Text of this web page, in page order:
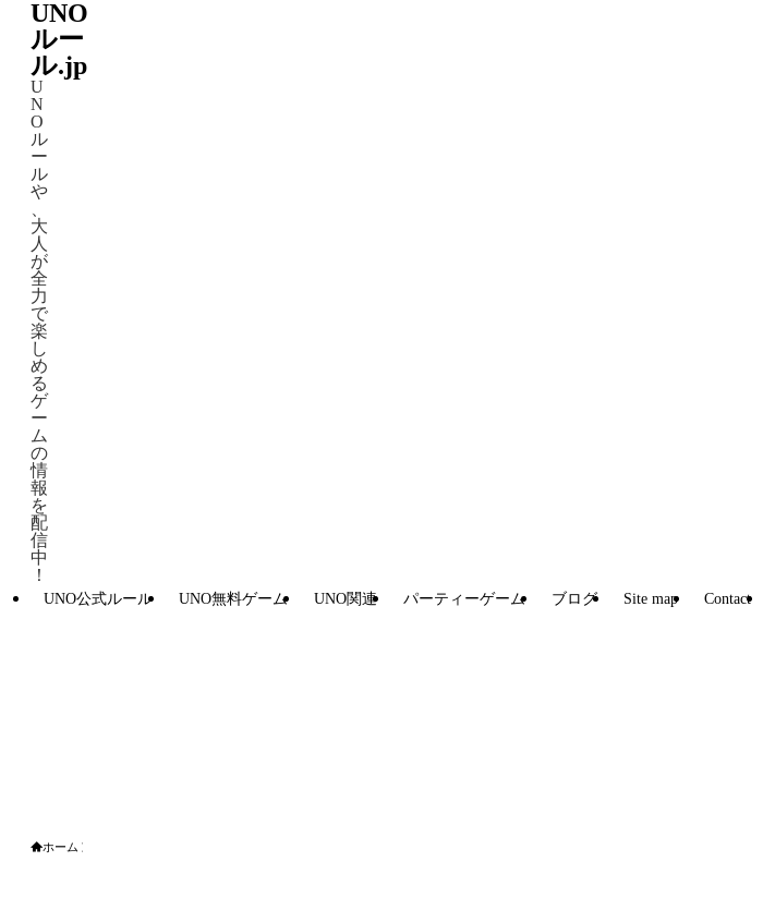
UNO
ルー
ル.jp
U
N
O
ル
ー
ル
や
大
人
が
全
力
で
楽
し
め
る
ゲ
ー
ム
の
情
報
を
配
信
中
！
UNO公式ルール UNO無料ゲーム UNO関連 パーティーゲーム ブログ Site map Contact
ホーム